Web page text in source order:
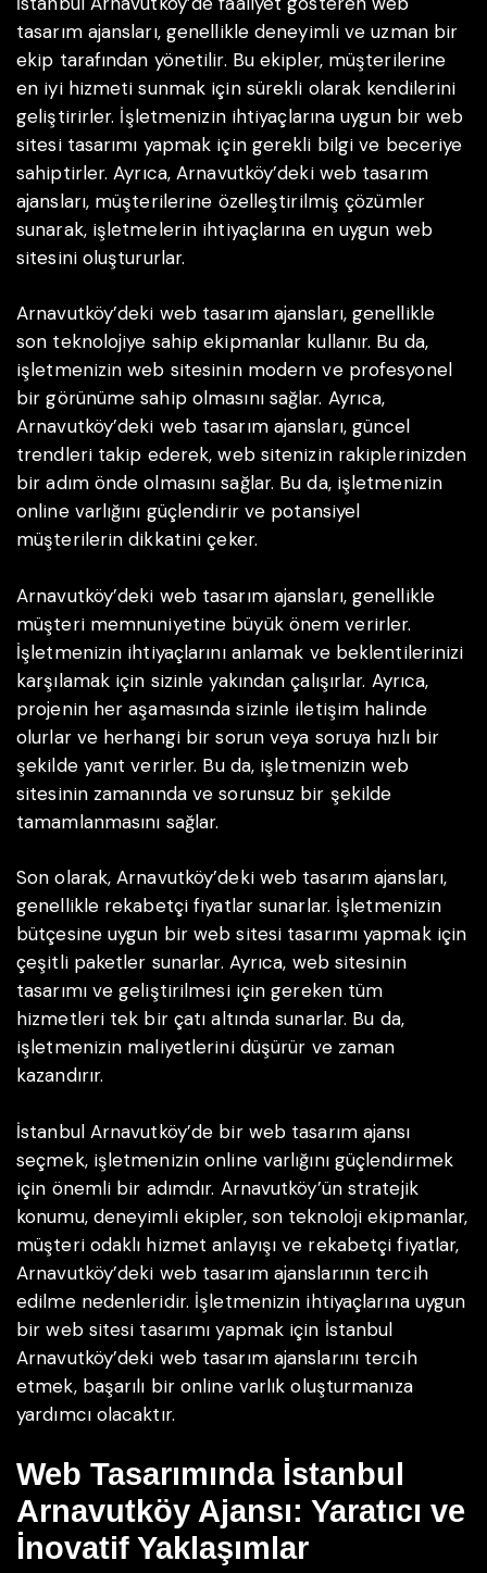
tasarım ajansları, genellikle deneyimli ve uzman bir
ekip tarafından yönetilir. Bu ekipler, müşterilerine
en iyi hizmeti sunmak için sürekli olarak kendilerini
geliştirirler. İşletmenizin ihtiyaçlarına uygun bir web
sitesi tasarımı yapmak için gerekli bilgi ve beceriye
sahiptirler. Ayrıca, Arnavutköy’deki web tasarım
ajansları, müşterilerine özelleştirilmiş çözümler
sunarak, işletmelerin ihtiyaçlarına en uygun web
sitesini oluştururlar.
Arnavutköy’deki web tasarım ajansları, genellikle
son teknolojiye sahip ekipmanlar kullanır. Bu da,
işletmenizin web sitesinin modern ve profesyonel
bir görünüme sahip olmasını sağlar. Ayrıca,
Arnavutköy’deki web tasarım ajansları, güncel
trendleri takip ederek, web sitenizin rakiplerinizden
bir adım önde olmasını sağlar. Bu da, işletmenizin
online varlığını güçlendirir ve potansiyel
müşterilerin dikkatini çeker.
Arnavutköy’deki web tasarım ajansları, genellikle
müşteri memnuniyetine büyük önem verirler.
İşletmenizin ihtiyaçlarını anlamak ve beklentilerinizi
karşılamak için sizinle yakından çalışırlar. Ayrıca,
projenin her aşamasında sizinle iletişim halinde
olurlar ve herhangi bir sorun veya soruya hızlı bir
şekilde yanıt verirler. Bu da, işletmenizin web
sitesinin zamanında ve sorunsuz bir şekilde
tamamlanmasını sağlar.
Son olarak, Arnavutköy’deki web tasarım ajansları,
genellikle rekabetçi fiyatlar sunarlar. İşletmenizin
bütçesine uygun bir web sitesi tasarımı yapmak için
çeşitli paketler sunarlar. Ayrıca, web sitesinin
tasarımı ve geliştirilmesi için gereken tüm
hizmetleri tek bir çatı altında sunarlar. Bu da,
işletmenizin maliyetlerini düşürür ve zaman
kazandırır.
İstanbul Arnavutköy’de bir web tasarım ajansı
seçmek, işletmenizin online varlığını güçlendirmek
için önemli bir adımdır. Arnavutköy’ün stratejik
konumu, deneyimli ekipler, son teknoloji ekipmanlar,
müşteri odaklı hizmet anlayışı ve rekabetçi fiyatlar,
Arnavutköy’deki web tasarım ajanslarının tercih
edilme nedenleridir. İşletmenizin ihtiyaçlarına uygun
bir web sitesi tasarımı yapmak için İstanbul
Arnavutköy’deki web tasarım ajanslarını tercih
etmek, başarılı bir online varlık oluşturmanıza
yardımcı olacaktır.
Web Tasarımında İstanbul
Arnavutköy Ajansı: Yaratıcı ve
İnovatif Yaklaşımlar